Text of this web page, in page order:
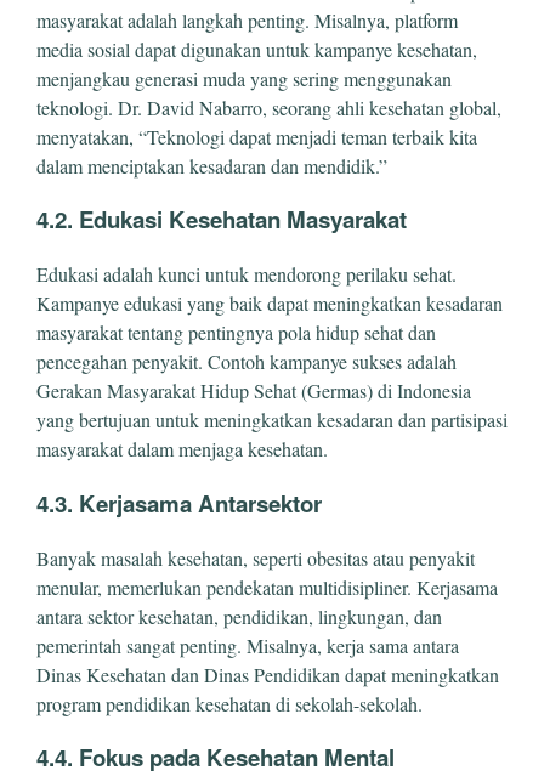
masyarakat adalah langkah penting. Misalnya, platform
media sosial dapat digunakan untuk kampanye kesehatan,
menjangkau generasi muda yang sering menggunakan
teknologi. Dr. David Nabarro, seorang ahli kesehatan global,
menyatakan, “Teknologi dapat menjadi teman terbaik kita
dalam menciptakan kesadaran dan mendidik.”
4.2. Edukasi Kesehatan Masyarakat
Edukasi adalah kunci untuk mendorong perilaku sehat.
Kampanye edukasi yang baik dapat meningkatkan kesadaran
masyarakat tentang pentingnya pola hidup sehat dan
pencegahan penyakit. Contoh kampanye sukses adalah
Gerakan Masyarakat Hidup Sehat (Germas) di Indonesia
yang bertujuan untuk meningkatkan kesadaran dan partisipasi
masyarakat dalam menjaga kesehatan.
4.3. Kerjasama Antarsektor
Banyak masalah kesehatan, seperti obesitas atau penyakit
menular, memerlukan pendekatan multidisipliner. Kerjasama
antara sektor kesehatan, pendidikan, lingkungan, dan
pemerintah sangat penting. Misalnya, kerja sama antara
Dinas Kesehatan dan Dinas Pendidikan dapat meningkatkan
program pendidikan kesehatan di sekolah-sekolah.
4.4. Fokus pada Kesehatan Mental